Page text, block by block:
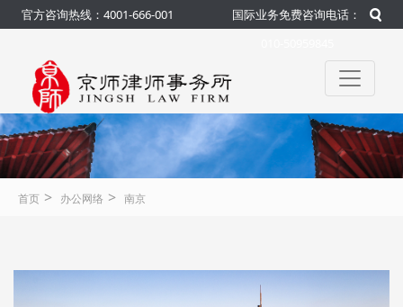
官方咨询热线：4001-666-001
国际业务免费咨询电话：
首页 > 办公网络 > 南京